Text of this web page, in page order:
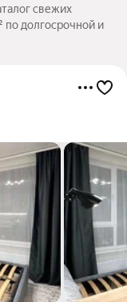
свежих
долгосрочной и